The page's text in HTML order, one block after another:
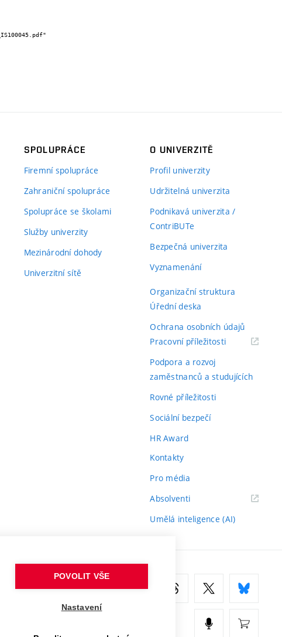
SPOLUPRÁCE
Firemní spolupráce
Zahraniční spolupráce
Spolupráce se školami
Služby univerzity
Mezinárodní dohody
Univerzitní sítě
O UNIVERZITĚ
Profil univerzity
Udržitelná univerzita
Podnikavá univerzita /
ContriBUTe
Bezpečná univerzita
Vyznamenání
Organizační struktura
Úřední deska
Ochrana osobních údajů
Pracovní příležitosti(externí
Podpora a rozvoj
zaměstnanců a studujících
Rovné příležitosti
Sociální bezpečí
HR Award
Kontakty
Pro média
Absolventi(externí
Umělá inteligence (AI)
POVOLIT VŠE
Nastavení